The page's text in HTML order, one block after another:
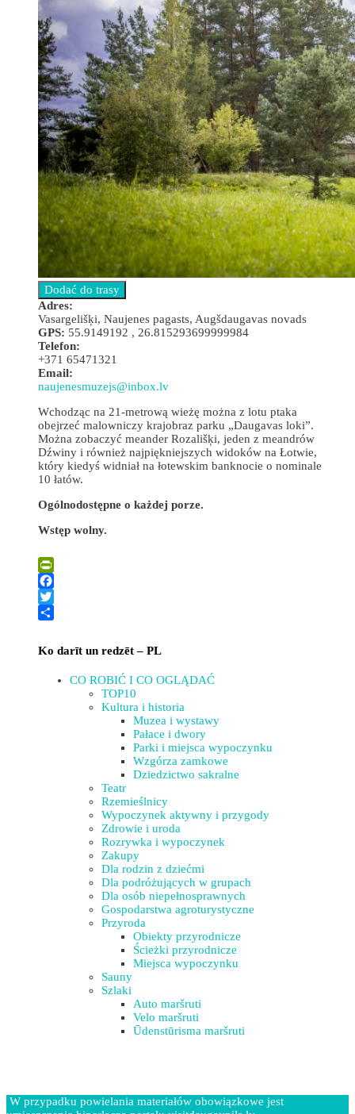
Adres:
Vasargelišķi, Naujenes pagasts, Augšdaugavas novads
GPS: 55.9149192 , 26.815293699999984
Telefon:
+371 65471321
Email:
naujenesmuzejs@inbox.lv
Wchodząc na 21-metrową wieżę można z lotu ptaka
obejrzeć malowniczy krajobraz parku „Daugavas loki”.
Można zobaczyć meander Rozališķi, jeden z meandrów
Dźwiny i również najpiękniejszych widoków na Łotwie,
który kiedyś widniał na łotewskim banknocie o nominale
10 łatów.
Ogólnodostępne o każdej porze.
Wstęp wolny.
PrintFriendly
Facebook
Twitter
Ko darīt un redzēt – PL
CO ROBIĆ I CO OGLĄDAĆ
TOP10
Kultura i historia
Muzea i wystawy
Pałace i dwory
Parki i miejsca wypoczynku
Wzgórza zamkowe
Dziedzictwo sakralne
Teatr
Rzemieślnicy
Wypoczynek aktywny i przygody
Zdrowie i uroda
Rozrywka i wypoczynek
Zakupy
Dla rodzin z dziećmi
Dla podróżujących w grupach
Dla osób niepełnosprawnych
Gospodarstwa agroturystyczne
Przyroda
Obiekty przyrodnicze
Ścieżki przyrodnicze
Miejsca wypoczynku
Sauny
Szlaki
Auto maršruti
Velo maršruti
Ūdenstūrisma maršruti
W przypadku powielania materiałów obowiązkowe jest